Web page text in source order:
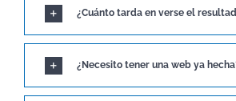
¿Cuánto tarda en verse el
¿Necesito tener una web ya